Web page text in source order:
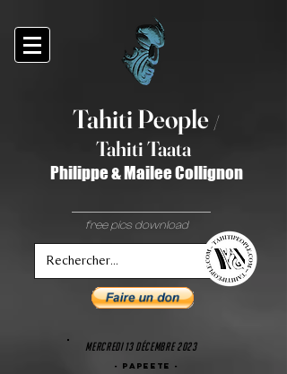
Tahiti People /
Tahiti Taata
Philippe & Mailee Collignon
free pics download
mercredi 13 décembre 2023
- PAPEETE -